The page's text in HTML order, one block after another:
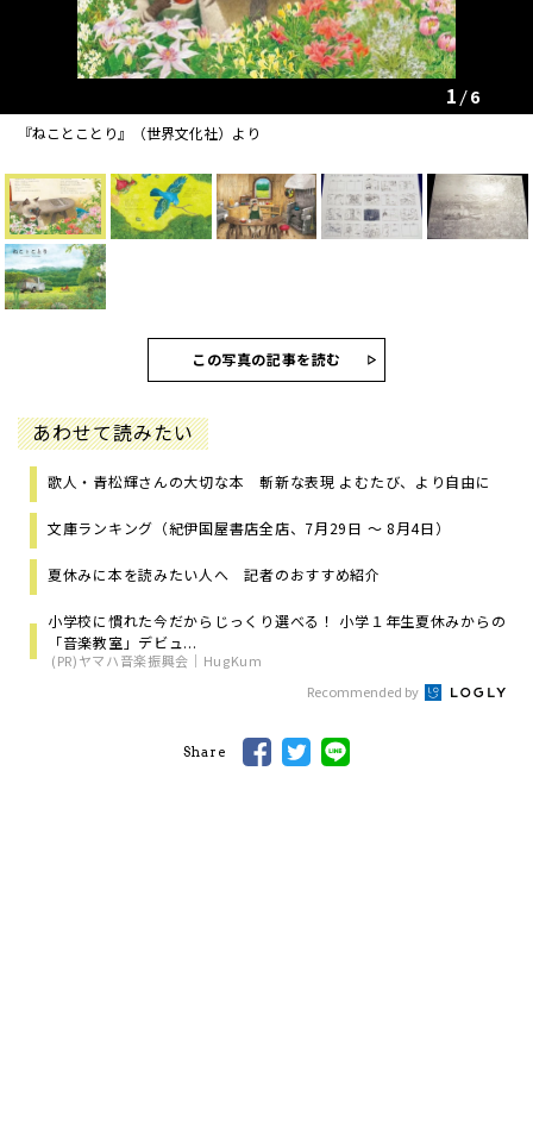
『ねことことり』（世界文化社）より
1 6
この写真の記事を読む
あわせて読みたい
歌人・青松輝さんの大切な本 斬新な表現 よむたび、より自由に
文庫ランキング（紀伊国屋書店全店、7月29日 ～ 8月4日）
夏休みに本を読みたい人へ 記者のおすすめ紹介
小学校に慣れた今だからじっくり選べる！ 小学１年生夏休みからの
「音楽教室」デビュ...
(PR)ヤマハ音楽振興会｜HugKum
Recommended by
Share